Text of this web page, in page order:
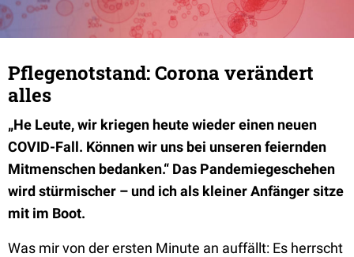
Pflegenotstand: Corona verändert
alles
„He Leute, wir kriegen heute wieder einen neuen
COVID-Fall. Können wir uns bei unseren feiernden
Mitmenschen bedanken.“ Das Pandemiegeschehen
wird stürmischer – und ich als kleiner Anfänger sitze
mit im Boot.
Was mir von der ersten Minute an auffällt: Es herrscht